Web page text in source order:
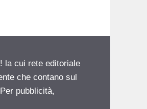
la cui rete editoriale
che contano sul
pubblicità,